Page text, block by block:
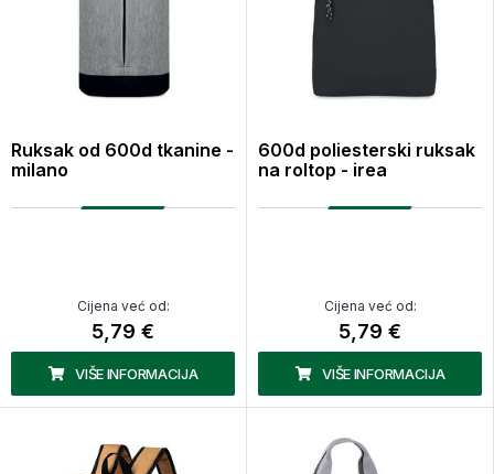
Ruksak od 600d tkanine -
milano
Cijena već od:
5,79 €
VIŠE INFORMACIJA
600d poliesterski ruksak
na roltop - irea
Cijena već od:
5,79 €
VIŠE INFORMACIJA